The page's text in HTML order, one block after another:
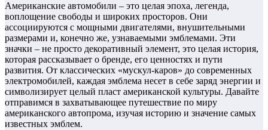
Американские автомобили – это целая эпоха, легенда,
воплощение свободы и широких просторов. Они
ассоциируются с мощными двигателями, внушительными
размерами и, конечно же, узнаваемыми эмблемами. Эти
значки – не просто декоративный элемент, это целая история,
которая рассказывает о бренде, его ценностях и пути
развития. От классических «мускул-каров» до современных
электромобилей, каждая эмблема несет в себе заряд энергии и
символизирует целый пласт американской культуры. Давайте
отправимся в захватывающее путешествие по миру
американского автопрома, изучая историю и значение самых
известных эмблем.